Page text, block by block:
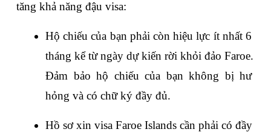
tăng khả năng đậu visa:
Hộ chiếu của bạn phải còn hiệu lực ít nhất 6
tháng kể từ ngày dự kiến rời khỏi đảo Faroe.
Đảm bảo hộ chiếu của bạn không bị hư
hỏng và có chữ ký đầy đủ.
Hồ sơ xin visa Faroe Islands cần phải có đầy